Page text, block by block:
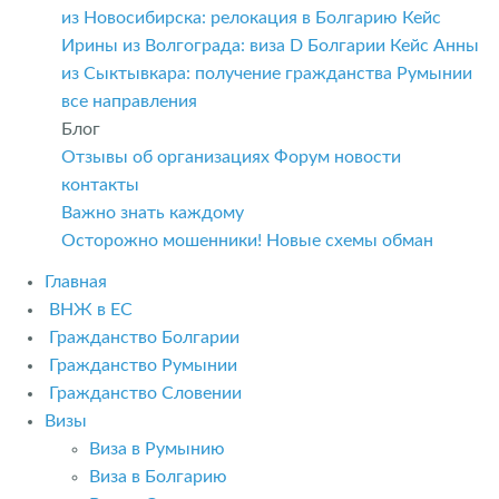
из Новосибирска: релокация в Болгарию Кейс
Ирины из Волгограда: виза D Болгарии Кейс Анны
из Сыктывкара: получение гражданства Румынии
все направления
Блог
Отзывы об организациях Форум новости
контакты
Важно знать каждому
Осторожно мошенники! Новые схемы обман
Главная
ВНЖ в ЕС
Гражданство Болгарии
Гражданство Румынии
Гражданство Словении
Визы
Виза в Румынию
Виза в Болгарию